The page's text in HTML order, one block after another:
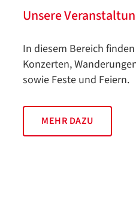
Unsere
In diesem Bereich
Konzerten,
sowie Feste und Feiern.
MEHR DAZU